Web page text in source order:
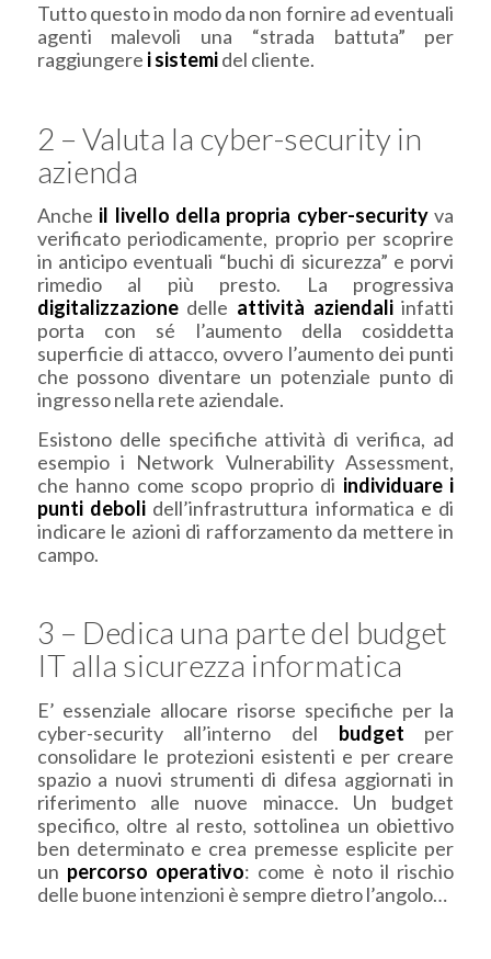
Tutto questo in modo da non fornire ad eventuali
agenti malevoli una “strada battuta” per
raggiungere i sistemidel cliente.
2 – Valuta la cyber-security in
azienda
Anche il livello della propria cyber-securityva
verificato periodicamente, proprio per scoprire
in anticipo eventuali “buchi di sicurezza” e porvi
rimedio al più presto. La progressiva
digitalizzazionedelle attività aziendaliinfatti
porta con sé l’aumento della cosiddetta
superficie di attacco, ovvero l’aumento dei punti
che possono diventare un potenziale punto di
ingresso nella rete aziendale.
Esistono delle specifiche attività di verifica, ad
esempio i Network Vulnerability Assessment,
che hanno come scopo proprio di individuare i
punti debolidell’infrastruttura informatica e di
indicare le azioni di rafforzamento da mettere in
campo.
3 – Dedica una parte del budget
IT alla sicurezza informatica
E’ essenziale allocare risorse specifiche per la
cyber-security all’interno del budget per
consolidare le protezioni esistenti e per creare
spazio a nuovi strumenti di difesa aggiornati in
riferimento alle nuove minacce. Un budget
specifico, oltre al resto, sottolinea un obiettivo
ben determinato e crea premesse esplicite per
un percorso operativo: come è noto il rischio
delle buone intenzioni è sempre dietro l’angolo…